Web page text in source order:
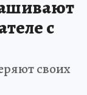
с
своих